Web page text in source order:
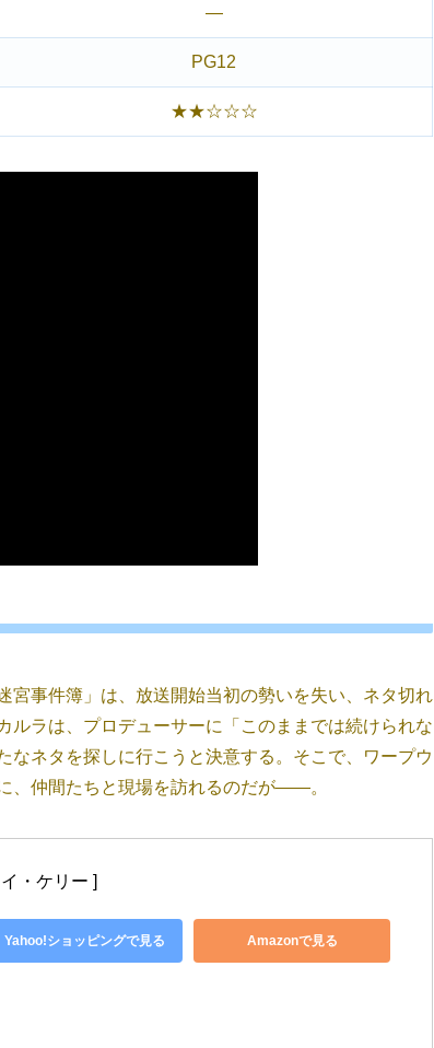
―
PG12
★★☆☆☆
宮事件簿」は、放送開始当初の勢いを失い、ネタ切れ
ラは、プロデューサーに「このままでは続けられな
ネタを探しに行こうと決意する。そこで、ワープウ
、仲間たちと現場を訪れるのだが――。
・ケリー ]
Yahoo!ショッピングで見る Amazonで見る